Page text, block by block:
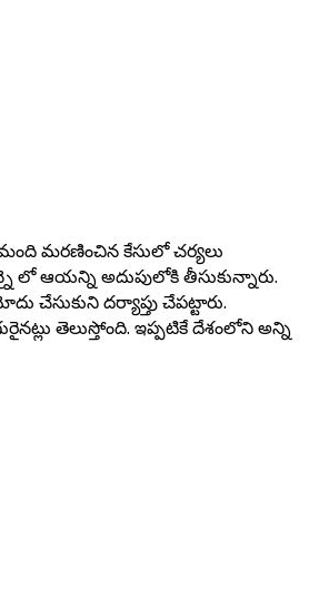
మంది మరణించిన కేసులో చర్యలు
లో ఆయన్ని అదుపులోకి తీసుకున్నారు.
దర్యాప్తు చేపట్టారు.
తెలుస్తోంది. ఇప్పటికే దేశంలోని అన్ని